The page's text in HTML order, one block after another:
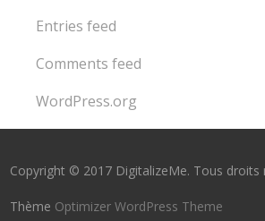
Entries feed
Comments feed
WordPress.org
Copyright © 2017 DigitalizeMe. Tous droits
Thème Optimizer WordPress Theme